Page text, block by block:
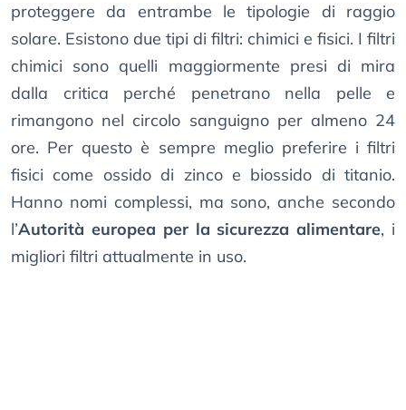
proteggere da entrambe le tipologie di raggio
solare. Esistono due tipi di filtri: chimici e fisici. I filtri
chimici sono quelli maggiormente presi di mira
dalla critica perché penetrano nella pelle e
rimangono nel circolo sanguigno per almeno 24
ore. Per questo è sempre meglio preferire i filtri
fisici come ossido di zinco e biossido di titanio.
Hanno nomi complessi, ma sono, anche secondo
l’Autorità europea per la sicurezza alimentare, i
migliori filtri attualmente in uso.